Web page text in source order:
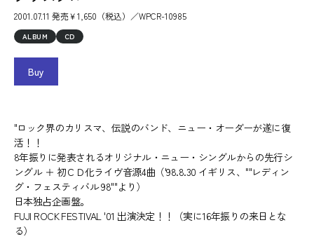
2001.07.11 発売￥1,650（税込）／WPCR-10985
ALBUM CD
Buy
"ロック界のカリスマ、伝説のバンド、ニュー・オーダーが遂に復
活！！
8年振りに発表されるオリジナル・ニュー・シングルからの先行シ
ングル ＋ 初ＣＤ化ライヴ音源4曲（'98.8.30 イギリス、""レディン
グ・フェスティバル 98""より）
日本独占企画盤。
FUJI ROCK FESTIVAL '01 出演決定！！（実に16年振りの来日とな
る）